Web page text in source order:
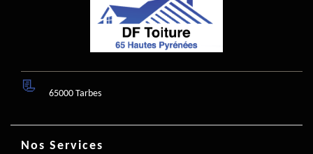
65000 Tarbes
Nos Services